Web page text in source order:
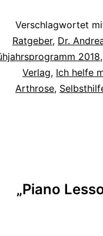
Verschlagwortet
Ratgeber, Dr.
2018,
Verlag, Ich helfe
Arthrose,
„Piano